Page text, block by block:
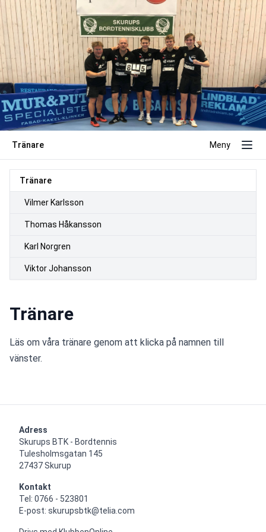
Tränare Meny
Tränare
Vilmer Karlsson
Thomas Håkansson
Karl Norgren
Viktor Johansson
Tränare
Läs om våra tränare genom att klicka på namnen till
vänster.
Adress
Skurups BTK - Bordtennis
Tulesholmsgatan 145
27437 Skurup
Kontakt
Tel: 0766 - 523801
E-post: skurupsbtk@telia.com